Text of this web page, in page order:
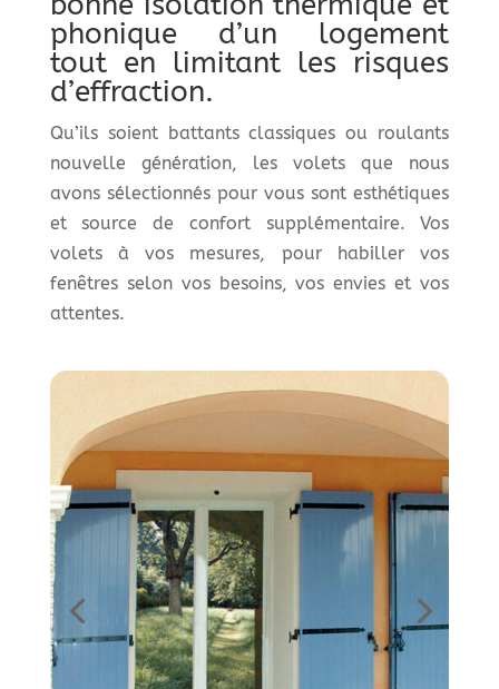
phonique d’un logement
tout en limitant les risques
d’effraction.
Qu’ils soient battants classiques ou roulants
nouvelle génération, les volets que nous
avons sélectionnés pour vous sont esthétiques
et source de confort supplémentaire. Vos
volets à vos mesures, pour habiller vos
fenêtres selon vos besoins, vos envies et vos
attentes.